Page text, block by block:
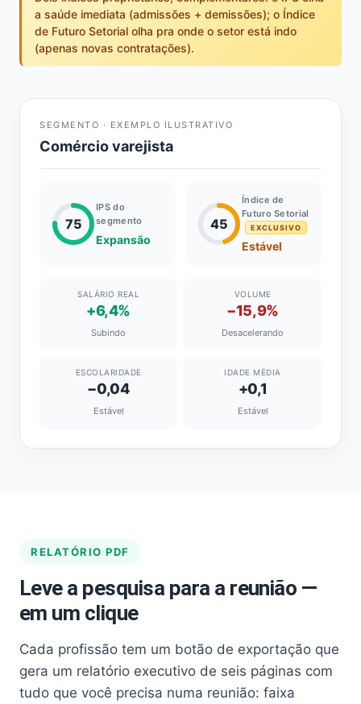
a saúde imediata (admissões + demissões); o Índice
de Futuro Setorial olha pra onde o setor está indo
(apenas novas contratações).
SEGMENTO · EXEMPLO ILUSTRATIVO
Comércio varejista
75
IPS do
segmento
Expansão
45
Índice de
Futuro Setorial
EXCLUSIVO
Estável
SALÁRIO REAL
+6,4%
Subindo
VOLUME
−15,9%
Desacelerando
ESCOLARIDADE
−0,04
Estável
IDADE MÉDIA
+0,1
Estável
RELATÓRIO PDF
Leve a pesquisa para a reunião —
em um clique
Cada profissão tem um botão de exportação que
gera um relatório executivo de seis páginas com
tudo que você precisa numa reunião: faixa